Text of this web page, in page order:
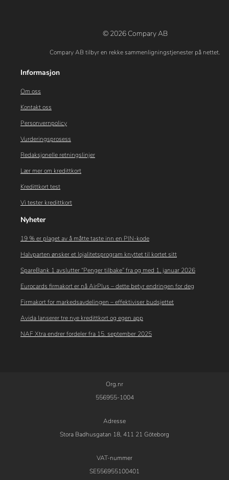
© 2026 Compary AB
Compary AB tilbyr en rekke sammenligningstjenester på nettet.
Informasjon
Om oss
Kontakt oss
Personvernpolicy
Vurderingsprosess
Redaksjonelle retningslinjer
Lær mer om kredittkort
Kredittkort test
Vi tester kredittkort
Nyheter
19 % er plaget av å måtte taste inn en PIN-kode
Halvparten ønsker et lojalitetsprogram knyttet til kortet sitt
SpareBank 1 avslutter “Penger tilbake” fra og med 1. januar 2026
Eurocards firmakort er nå AirPlus – dette betyr endringen for deg
Firmakort for markedsavdelingen – effektiviser budsjettet
Avida lanserer tre nye kredittkort og egen app
NAF Xtra endrer fordeler fra 15. september 2025
Org.nr
556955-1004
Adresse
Stora Badhusgatan 18, 411 21 Göteborg
VAT-nummer
SE556955100401